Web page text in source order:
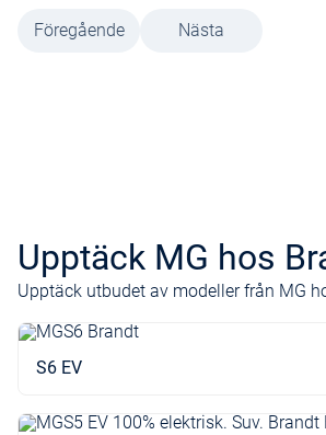
Föregående Nästa
Upptäck MG hos
Upptäck utbudet av modeller från MG
S6 EV